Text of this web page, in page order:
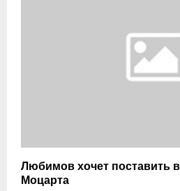
Любимов хочет поставить
Моцарта